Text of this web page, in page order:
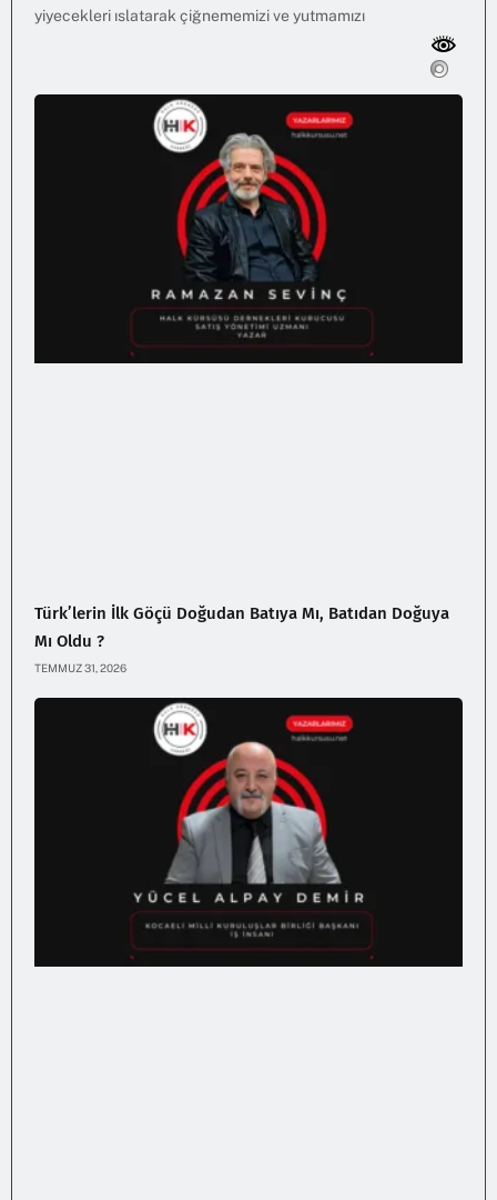
yiyecekleri ıslatarak çiğnememizi ve yutmamızı
Türk’lerin İlk Göçü Doğudan Batıya Mı, Batıdan Doğuya
Mı Oldu ?
TEMMUZ 31, 2026